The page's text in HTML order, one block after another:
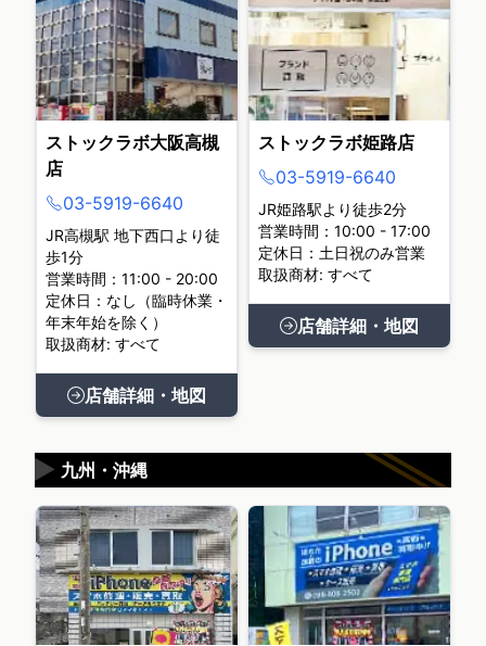
ストックラボ大阪高槻
店
03-5919-6640
JR高槻駅 地下西口より徒
歩1分
営業時間：11:00 - 20:00
定休日：なし（臨時休業・
年末年始を除く）
取扱商材: すべて
店舗詳細・地図
ストックラボ姫路店
03-5919-6640
JR姫路駅より徒歩2分
営業時間：10:00 - 17:00
定休日：土日祝のみ営業
取扱商材: すべて
店舗詳細・地図
九州・沖縄
▶